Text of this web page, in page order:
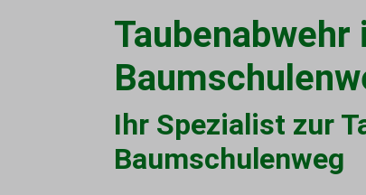
Taubenabwehr
Ihr Spezialist zur
Baumschulenweg